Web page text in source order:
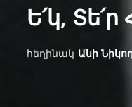
Ե՛կ, Տե՛ր
հեղինակ Անի